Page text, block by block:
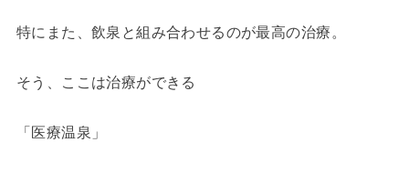
特にまた、飲泉と組み合わせるのが最高の治療。
そう、ここは治療ができる
「医療温泉」